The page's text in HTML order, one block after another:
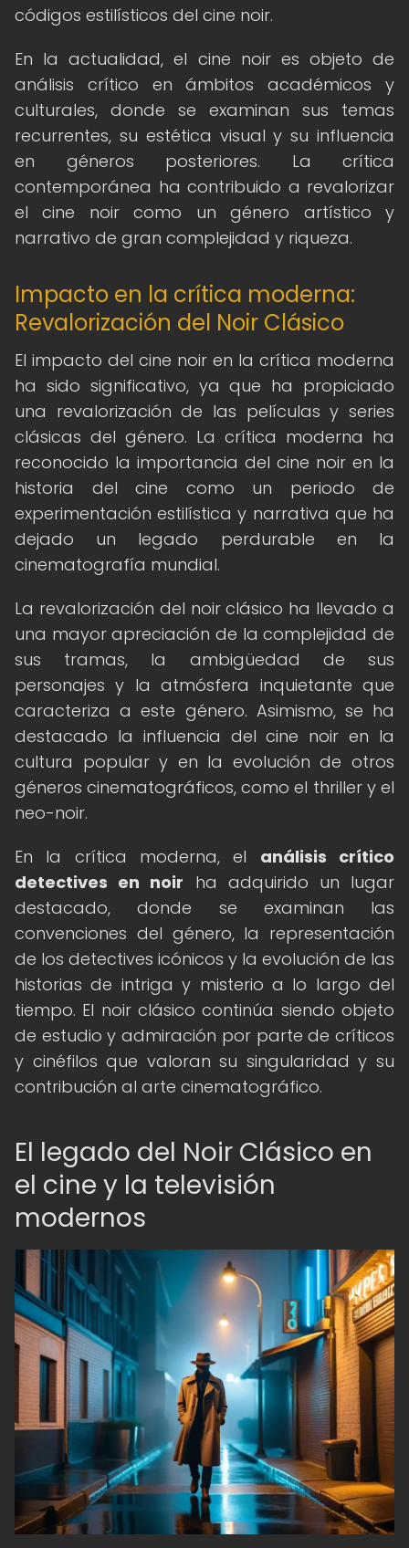
códigos estilísticos del cine noir.
En la actualidad, el cine noir es objeto de
análisis crítico en ámbitos académicos y
culturales, donde se examinan sus temas
recurrentes, su estética visual y su influencia
en géneros posteriores. La crítica
contemporánea ha contribuido a revalorizar
el cine noir como un género artístico y
narrativo de gran complejidad y riqueza.
Impacto en la crítica moderna:
Revalorización del Noir Clásico
El impacto del cine noir en la crítica moderna
ha sido significativo, ya que ha propiciado
una revalorización de las películas y series
clásicas del género. La crítica moderna ha
reconocido la importancia del cine noir en la
historia del cine como un periodo de
experimentación estilística y narrativa que ha
dejado un legado perdurable en la
cinematografía mundial.
La revalorización del noir clásico ha llevado a
una mayor apreciación de la complejidad de
sus tramas, la ambigüedad de sus
personajes y la atmósfera inquietante que
caracteriza a este género. Asimismo, se ha
destacado la influencia del cine noir en la
cultura popular y en la evolución de otros
géneros cinematográficos, como el thriller y el
neo-noir.
En la crítica moderna, el análisis crítico
detectives en noir ha adquirido un lugar
destacado, donde se examinan las
convenciones del género, la representación
de los detectives icónicos y la evolución de las
historias de intriga y misterio a lo largo del
tiempo. El noir clásico continúa siendo objeto
de estudio y admiración por parte de críticos
y cinéfilos que valoran su singularidad y su
contribución al arte cinematográfico.
El legado del Noir Clásico en
el cine y la televisión
modernos